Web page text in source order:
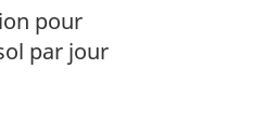
pour
par jour